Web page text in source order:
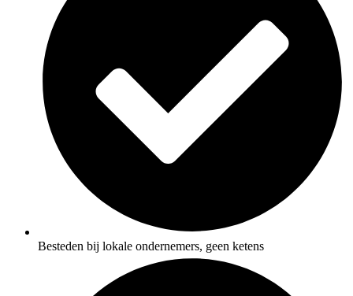
Besteden bij lokale ondernemers, geen ketens